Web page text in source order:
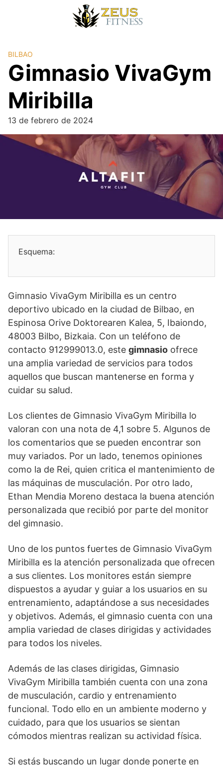
BILBAO
Gimnasio VivaGym
Miribilla
13 de febrero de 2024
Esquema:
Gimnasio VivaGym Miribilla es un centro
deportivo ubicado en la ciudad de Bilbao, en
Espinosa Orive Doktorearen Kalea, 5, Ibaiondo,
48003 Bilbo, Bizkaia. Con un teléfono de
contacto 912999013.0, este gimnasio ofrece
una amplia variedad de servicios para todos
aquellos que buscan mantenerse en forma y
cuidar su salud.
Los clientes de Gimnasio VivaGym Miribilla lo
valoran con una nota de 4,1 sobre 5. Algunos de
los comentarios que se pueden encontrar son
muy variados. Por un lado, tenemos opiniones
como la de Rei, quien critica el mantenimiento de
las máquinas de musculación. Por otro lado,
Ethan Mendia Moreno destaca la buena atención
personalizada que recibió por parte del monitor
del gimnasio.
Uno de los puntos fuertes de Gimnasio VivaGym
Miribilla es la atención personalizada que ofrecen
a sus clientes. Los monitores están siempre
dispuestos a ayudar y guiar a los usuarios en su
entrenamiento, adaptándose a sus necesidades
y objetivos. Además, el gimnasio cuenta con una
amplia variedad de clases dirigidas y actividades
para todos los niveles.
Además de las clases dirigidas, Gimnasio
VivaGym Miribilla también cuenta con una zona
de musculación, cardio y entrenamiento
funcional. Todo ello en un ambiente moderno y
cuidado, para que los usuarios se sientan
cómodos mientras realizan su actividad física.
Si estás buscando un lugar donde ponerte en